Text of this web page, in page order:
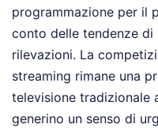
programmazione per il
conto delle tendenze di
rilevazioni. La
streaming rimane una
televisione tradizionale
generino un senso di